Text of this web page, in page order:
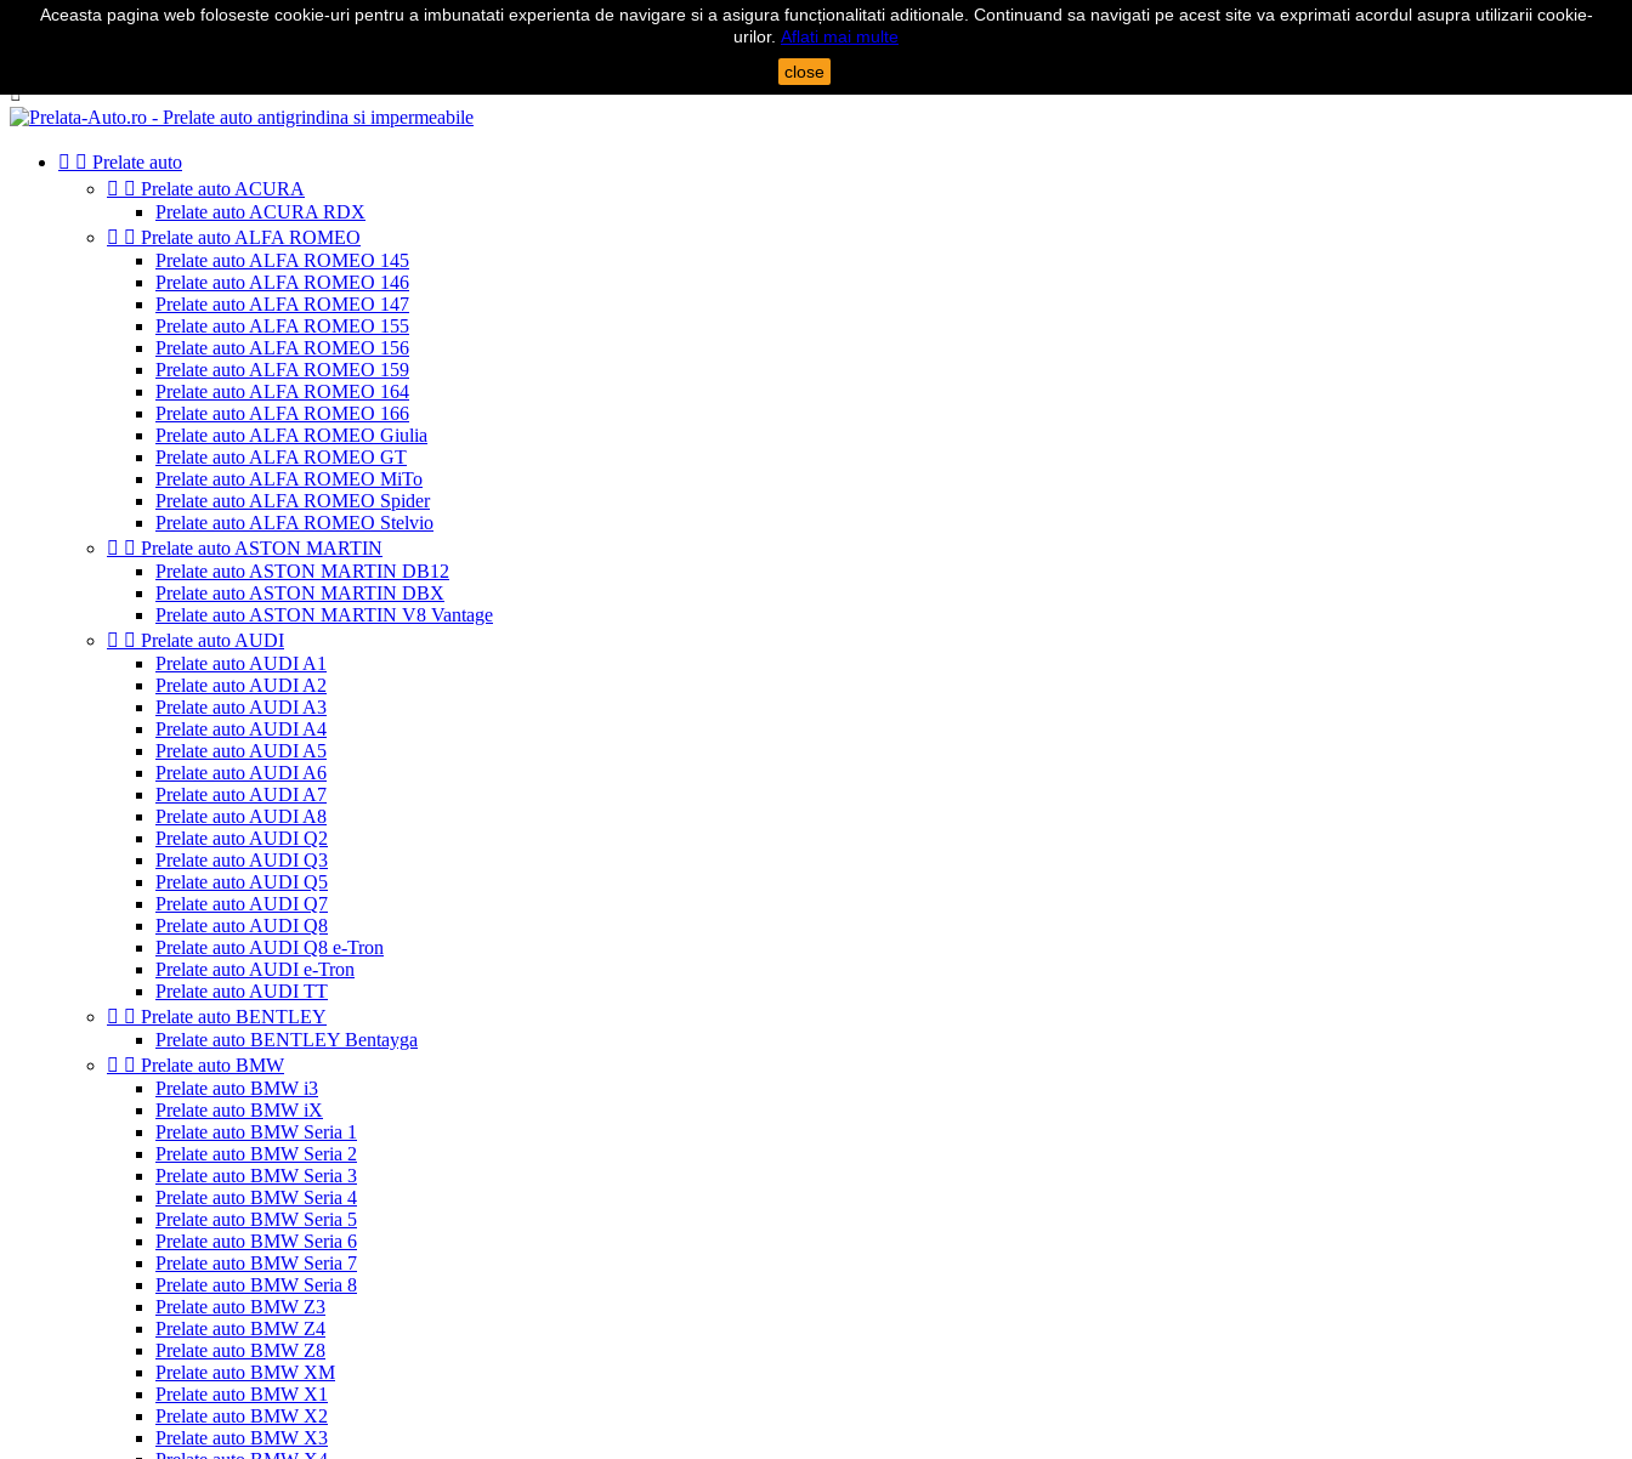
Telefon:0724 571 115

  Prelate auto
  Prelate auto ACURA
Prelate auto ACURA RDX
  Prelate auto ALFA ROMEO
Prelate auto ALFA ROMEO 145
Prelate auto ALFA ROMEO 146
Prelate auto ALFA ROMEO 147
Prelate auto ALFA ROMEO 155
Prelate auto ALFA ROMEO 156
Prelate auto ALFA ROMEO 159
Prelate auto ALFA ROMEO 164
Prelate auto ALFA ROMEO 166
Prelate auto ALFA ROMEO Giulia
Prelate auto ALFA ROMEO GT
Prelate auto ALFA ROMEO MiTo
Prelate auto ALFA ROMEO Spider
Prelate auto ALFA ROMEO Stelvio
  Prelate auto ASTON MARTIN
Prelate auto ASTON MARTIN DB12
Prelate auto ASTON MARTIN DBX
Prelate auto ASTON MARTIN V8 Vantage
  Prelate auto AUDI
Prelate auto AUDI A1
Prelate auto AUDI A2
Prelate auto AUDI A3
Prelate auto AUDI A4
Prelate auto AUDI A5
Prelate auto AUDI A6
Prelate auto AUDI A7
Prelate auto AUDI A8
Prelate auto AUDI Q2
Prelate auto AUDI Q3
Prelate auto AUDI Q5
Prelate auto AUDI Q7
Prelate auto AUDI Q8
Prelate auto AUDI Q8 e-Tron
Prelate auto AUDI e-Tron
Prelate auto AUDI TT
  Prelate auto BENTLEY
Prelate auto BENTLEY Bentayga
  Prelate auto BMW
Prelate auto BMW i3
Prelate auto BMW iX
Prelate auto BMW Seria 1
Prelate auto BMW Seria 2
Prelate auto BMW Seria 3
Prelate auto BMW Seria 4
Prelate auto BMW Seria 5
Prelate auto BMW Seria 6
Prelate auto BMW Seria 7
Prelate auto BMW Seria 8
Prelate auto BMW Z3
Prelate auto BMW Z4
Prelate auto BMW Z8
Prelate auto BMW XM
Prelate auto BMW X1
Prelate auto BMW X2
Prelate auto BMW X3
Aceasta pagina web foloseste cookie-uri pentru a imbunatati experienta de navigare si a asigura funcționalitati aditionale. Continuand sa navigati pe acest site va exprimati acordul asupra utilizarii cookie-
urilor. Aflati mai multe
close